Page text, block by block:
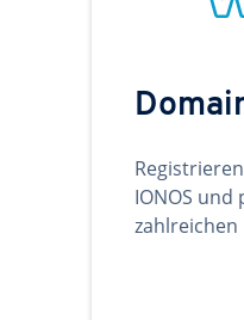
IONOS
zahlreichen